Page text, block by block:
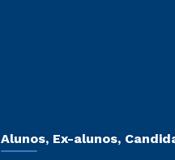
Alunos, Ex-alunos,